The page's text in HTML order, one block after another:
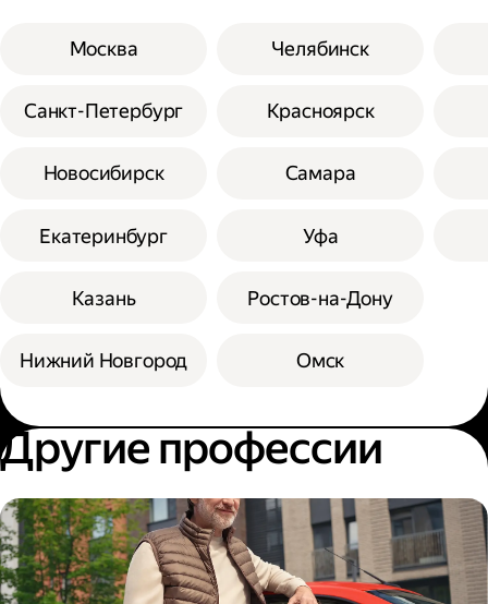
Москва
Санкт-Петербург
Новосибирск
Екатеринбург
Казань
Нижний Новгород
Челябинск
Красноярск
Самара
Уфа
Ростов-на-Дону
Омск
Другие профессии